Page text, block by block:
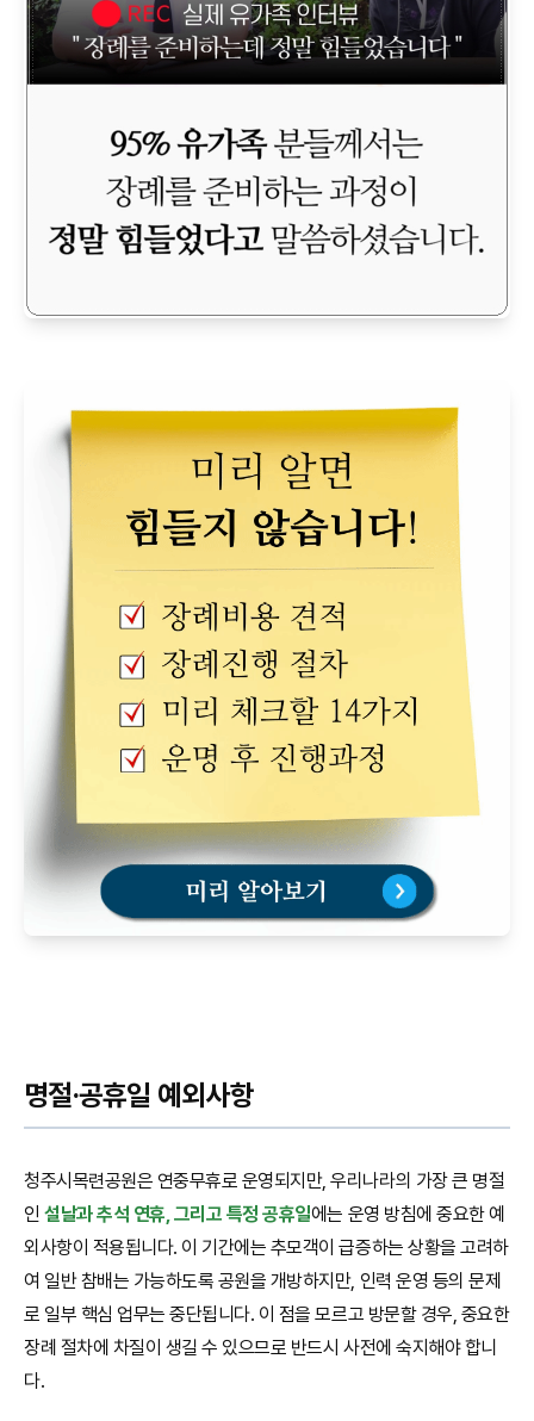
명절·공휴일 예외사항
청주시목련공원은 연중무휴로 운영되지만, 우리나라의 가장 큰 명절
인설날과 추석 연휴, 그리고 특정 공휴일에는 운영 방침에 중요한 예
외사항이 적용됩니다. 이 기간에는 추모객이 급증하는 상황을 고려하
여 일반 참배는 가능하도록 공원을 개방하지만, 인력 운영 등의 문제
로 일부 핵심 업무는 중단됩니다. 이 점을 모르고 방문할 경우, 중요한
장례 절차에 차질이 생길 수 있으므로 반드시 사전에 숙지해야 합니
다.